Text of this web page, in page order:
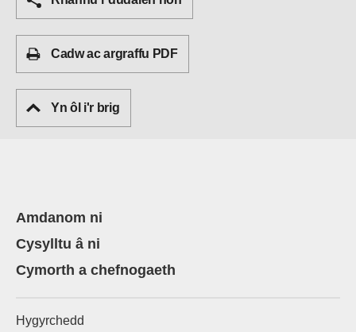
Cadw ac argraffu PDF
Yn ôl i'r brig
Amdanom ni
Cysylltu â ni
Cymorth a chefnogaeth
Hygyrchedd